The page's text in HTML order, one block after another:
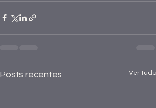
Posts recentes Ver tudo